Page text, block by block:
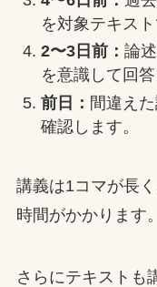
を対象テキスト
2〜3日前： 論
を意識して回答
前日： 間違え
確認します。
講義は1コマが長
時間がかかります。
さらにテキストも